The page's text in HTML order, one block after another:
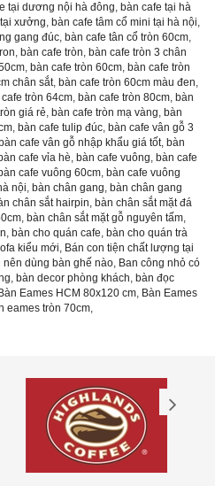
tại dương nội hà đông, bàn cafe tại hà
xưởng, bàn cafe tâm cổ mini tại hà nội,
gang đúc, bàn cafe tân cổ tròn 60cm,
, bàn cafe tròn, bàn cafe tròn 3 chân
, bàn cafe tròn 60cm, bàn cafe tròn
chân sắt, bàn cafe tròn 60cm màu đen,
cafe tròn 64cm, bàn cafe tròn 80cm, bàn
giá rẻ, bàn cafe tròn mạ vàng, bàn
, bàn cafe tulip đúc, bàn cafe vân gỗ 3
bàn cafe vân gỗ nhập khẩu giá tốt, bàn
cafe vỉa hè, bàn cafe vuông, bàn cafe
cafe vuông 60cm, bàn cafe vuông
nội, bàn chân gang, bàn chân gang
chân sắt hairpin, bàn chân sắt mặt đá
, bàn chân sắt mặt gỗ nguyên tấm,
, bàn cho quán cafe, bàn cho quán trà
kiểu mới, Bán con tiện chất lượng tại
nên dùng bàn ghế nào, Ban công nhỏ có
, bàn decor phòng khách, bàn đọc
Bàn Eames HCM 80x120 cm, Bàn Eames
eames tròn 70cm,